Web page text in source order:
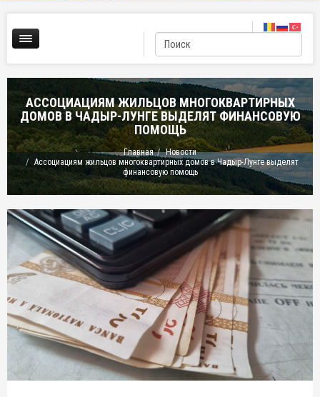
АССОЦИАЦИЯМ ЖИЛЬЦОВ МНОГОКВАРТИРНЫХ
ДОМОВ В ЧАДЫР-ЛУНГЕ ВЫДЕЛЯТ ФИНАНСОВУЮ
ПОМОЩЬ
Главная
Новости
Ассоциациям жильцов многоквартирных домов в Чадыр-Лунге выделят
финансовую помощь